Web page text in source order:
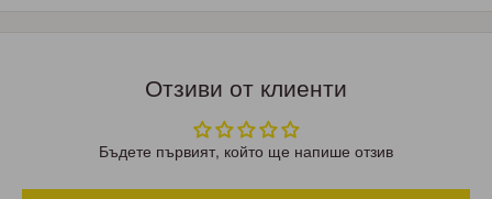
Отзиви от клиенти
Бъдете първият, който ще напише отзив